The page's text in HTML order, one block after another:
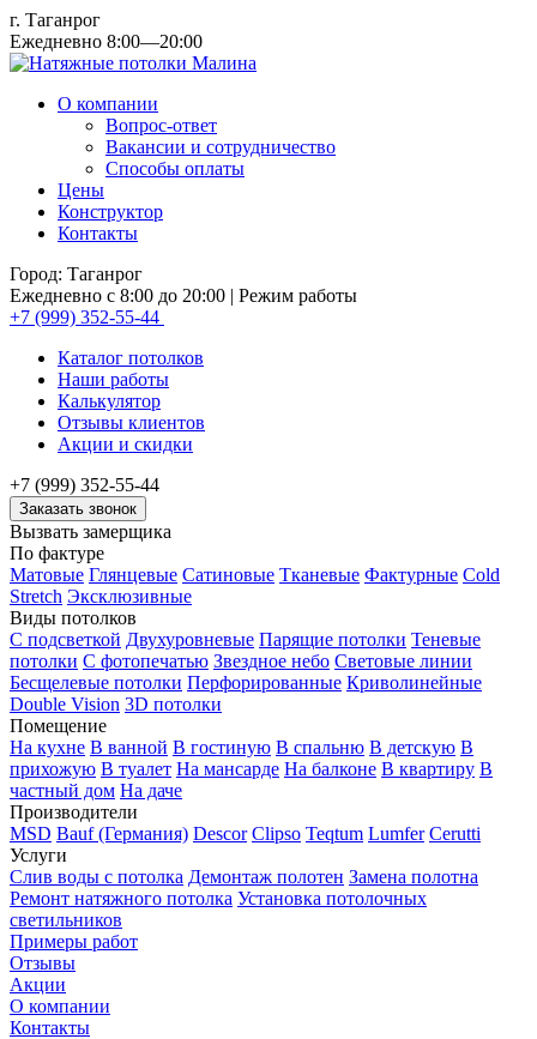
г. Таганрог
Ежедневно 8:00—20:00
О компании
Вопрос-ответ
Вакансии и сотрудничество
Способы оплаты
Цены
Конструктор
Контакты
Город: Таганрог
Ежедневно с 8:00 до 20:00 | Режим работы
+7 (999) 352-55-44
Каталог потолков
Наши работы
Калькулятор
Отзывы клиентов
Акции и скидки
+7 (999) 352-55-44
Заказать звонок
Вызвать замерщика
По фактуре
Матовые Глянцевые Сатиновые Тканевые Фактурные Cold
Stretch Эксклюзивные
Виды потолков
С подсветкой Двухуровневые Парящие потолки Теневые
потолки С фотопечатью Звездное небо Световые линии
Бесщелевые потолки Перфорированные Криволинейные
Double Vision 3D потолки
Помещение
На кухне В ванной В гостиную В спальню В детскую В
прихожую В туалет На мансарде На балконе В квартиру В
частный дом На даче
Производители
MSD Bauf (Германия) Descor Clipso Teqtum Lumfer Cerutti
Услуги
Слив воды с потолка Демонтаж полотен Замена полотна
Ремонт натяжного потолка Установка потолочных
светильников
Примеры работ
Отзывы
Акции
О компании
Контакты